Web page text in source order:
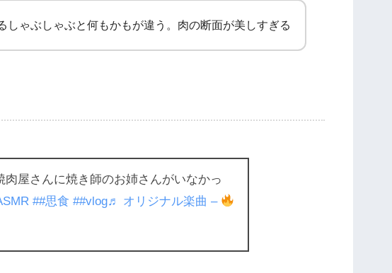
しゃぶしゃぶと何もかもが違う。肉の断面が美しすぎる
肉屋さんに焼き師のお姉さんがいなかっ
##思食 ##vlog♬ オリジナル楽曲 –